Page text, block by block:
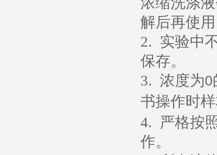
解后再使
2. 实验中
保存。
3. 浓度为0
书操作时
4. 严格按
作。